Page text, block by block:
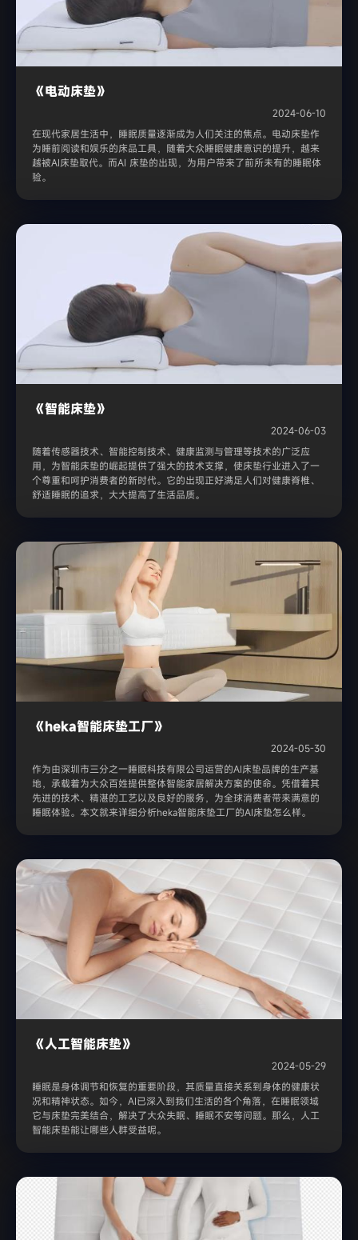
《电动床垫》
2024-06-10
在现代家居生活中，睡眠质量逐渐成为人们关注的焦点。电动床垫作
为睡前阅读和娱乐的床品工具，随着大众睡眠健康意识的提升，越来
越被AI床垫取代。而AI 床垫的出现，为用户带来了前所未有的睡眠体
验。
《智能床垫》
2024-06-03
随着传感器技术、智能控制技术、健康监测与管理等技术的广泛应
用，为智能床垫的崛起提供了强大的技术支撑，使床垫行业进入了一
个尊重和呵护消费者的新时代。它的出现正好满足人们对健康脊椎、
舒适睡眠的追求，大大提高了生活品质。
《heka智能床垫工厂》
2024-05-30
作为由深圳市三分之一睡眠科技有限公司运营的AI床垫品牌的生产基
地，承载着为大众百姓提供整体智能家居解决方案的使命。凭借着其
先进的技术、精湛的工艺以及良好的服务，为全球消费者带来满意的
睡眠体验。本文就来详细分析heka智能床垫工厂的AI床垫怎么样。
《人工智能床垫》
2024-05-29
睡眠是身体调节和恢复的重要阶段，其质量直接关系到身体的健康状
况和精神状态。如今，AI已深入到我们生活的各个角落，在睡眠领域
它与床垫完美结合，解决了大众失眠、睡眠不安等问题。那么，人工
智能床垫能让哪些人群受益呢。